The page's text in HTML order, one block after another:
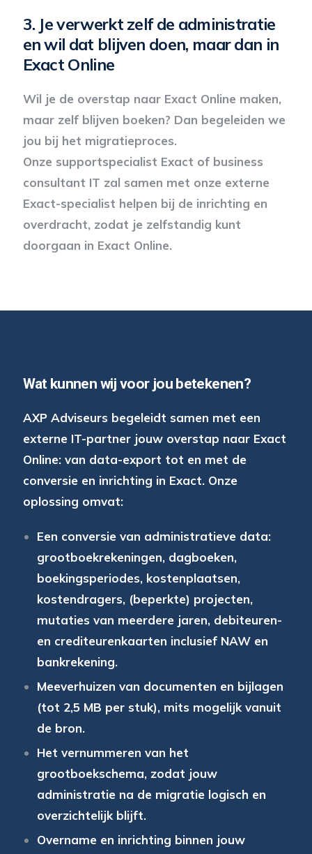
3. Je verwerkt zelf de administratie
en wil dat blijven doen, maar dan in
Exact Online
Wil je de overstap naar Exact Online maken,
maar zelf blijven boeken? Dan begeleiden we
jou bij het migratieproces.
Onze supportspecialist Exact of business
consultant IT zal samen met onze externe
Exact-specialist helpen bij de inrichting en
overdracht, zodat je zelfstandig kunt
doorgaan in Exact Online.
Wat kunnen wij voor jou betekenen?
AXP Adviseurs begeleidt samen met een
externe IT-partner jouw overstap naar Exact
Online: van data-export tot en met de
conversie en inrichting in Exact. Onze
oplossing omvat:
Een conversie van administratieve data:
grootboekrekeningen, dagboeken,
boekingsperiodes, kostenplaatsen,
kostendragers, (beperkte) projecten,
mutaties van meerdere jaren, debiteuren-
en crediteurenkaarten inclusief NAW en
bankrekening.
Meeverhuizen van documenten en bijlagen
(tot 2,5 MB per stuk), mits mogelijk vanuit
de bron.
Het vernummeren van het
grootboekschema, zodat jouw
administratie na de migratie logisch en
overzichtelijk blijft.
Overname en inrichting binnen jouw